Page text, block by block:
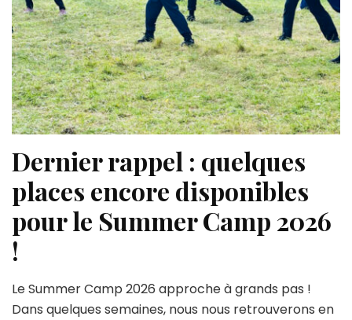
Dernier rappel : quelques
places encore disponibles
pour le Summer Camp 2026
!
Le Summer Camp 2026 approche à grands pas !
Dans quelques semaines, nous nous retrouverons en